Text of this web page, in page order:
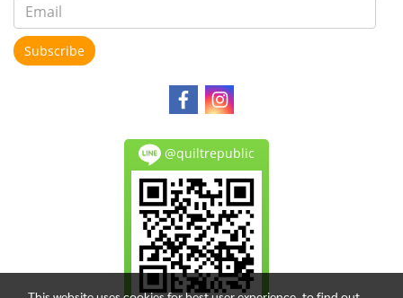
Subscribe
@quiltrepublic